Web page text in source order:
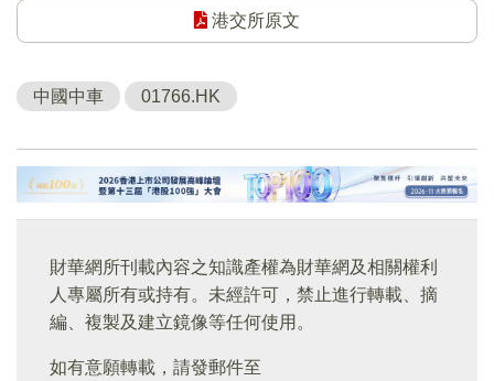
港交所原文
中國中車 01766.HK
財華網所刊載內容之知識產權為財華網及相關權利
人專屬所有或持有。未經許可，禁止進行轉載、摘
編、複製及建立鏡像等任何使用。
如有意願轉載，請發郵件至